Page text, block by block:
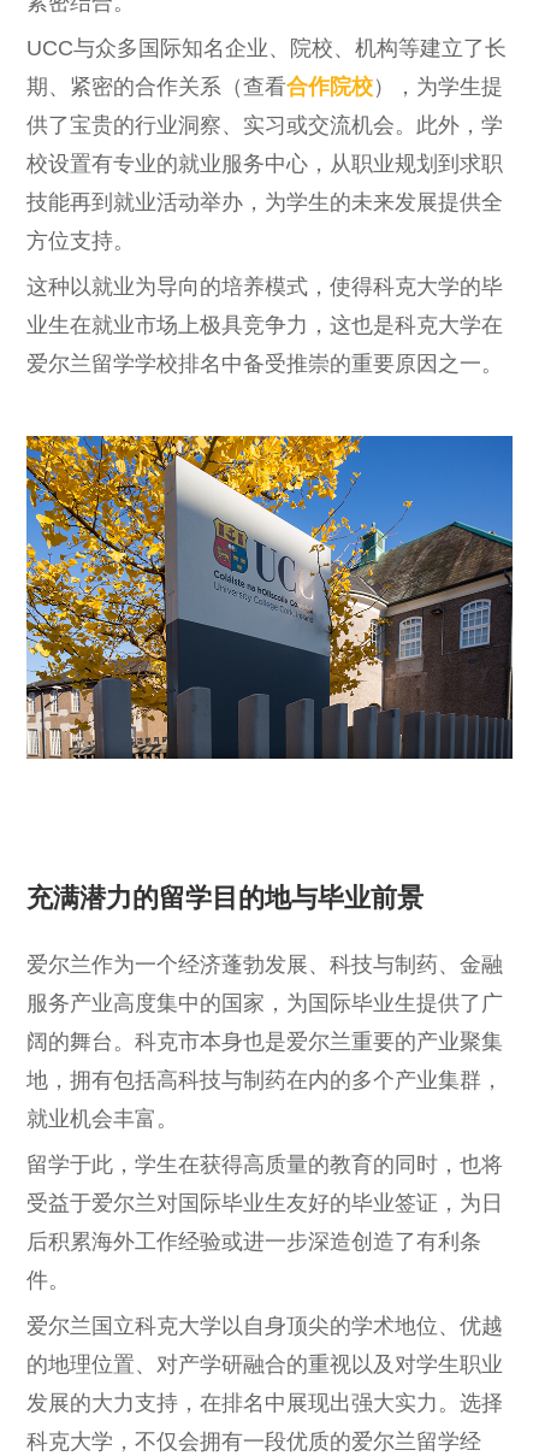
UCC与众多国际知名企业、院校、机构等建立了长
期、紧密的合作关系（查看合作院校），为学生提
供了宝贵的行业洞察、实习或交流机会。此外，学
校设置有专业的就业服务中心，从职业规划到求职
技能再到就业活动举办，为学生的未来发展提供全
方位支持。
这种以就业为导向的培养模式，使得科克大学的毕
业生在就业市场上极具竞争力，这也是科克大学在
爱尔兰留学学校排名中备受推崇的重要原因之一。
充满潜力的留学目的地与毕业前景
爱尔兰作为一个经济蓬勃发展、科技与制药、金融
服务产业高度集中的国家，为国际毕业生提供了广
阔的舞台。科克市本身也是爱尔兰重要的产业聚集
地，拥有包括高科技与制药在内的多个产业集群，
就业机会丰富。
留学于此，学生在获得高质量的教育的同时，也将
受益于爱尔兰对国际毕业生友好的毕业签证，为日
后积累海外工作经验或进一步深造创造了有利条
件。
爱尔兰国立科克大学以自身顶尖的学术地位、优越
的地理位置、对产学研融合的重视以及对学生职业
发展的大力支持，在排名中展现出强大实力。选择
科克大学，不仅会拥有一段优质的爱尔兰留学经